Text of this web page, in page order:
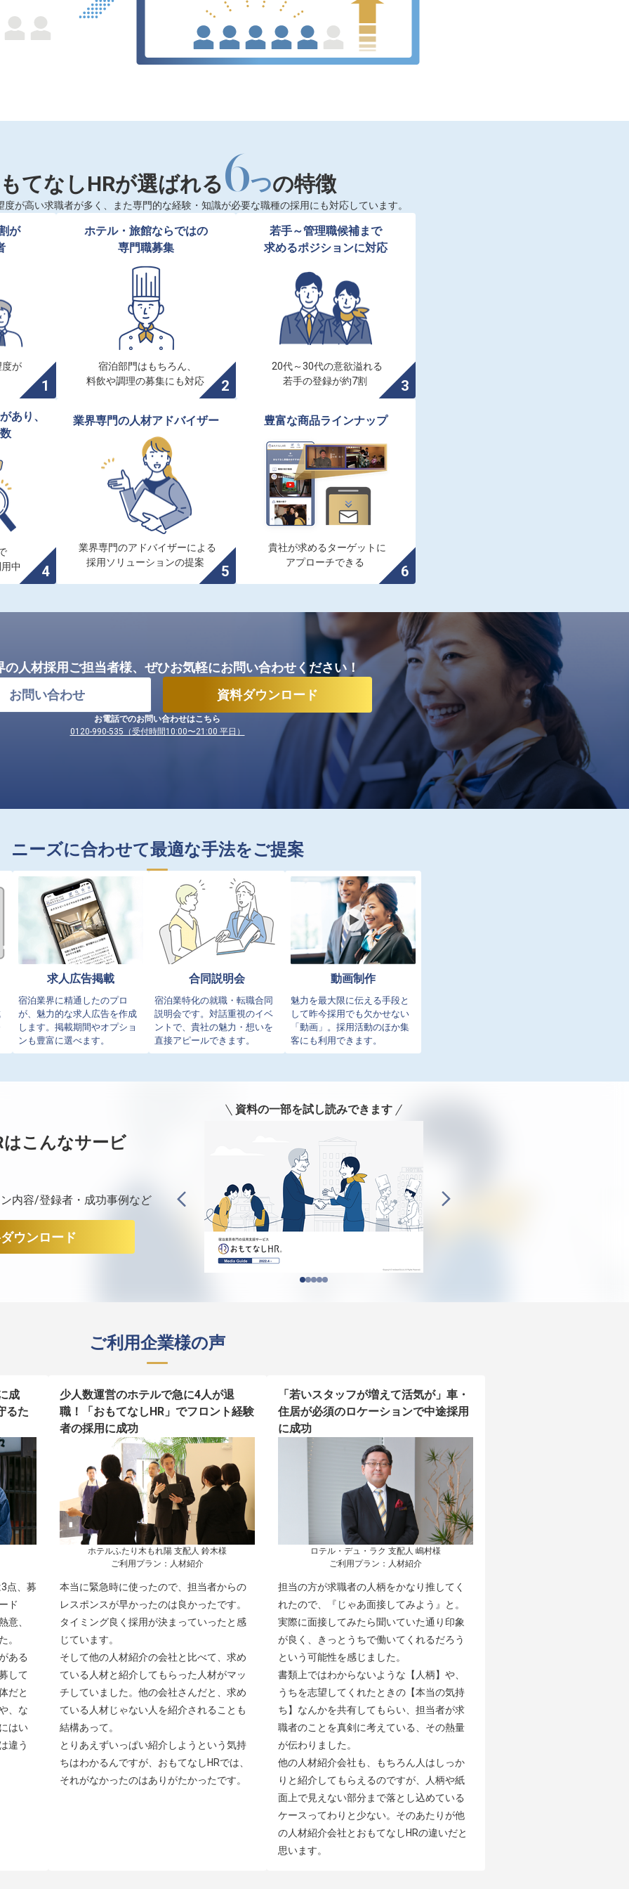
てなしHRが選ばれる6つの特徴
が高い求職者が多く、また専門的な経験・知識が必要な職種の採用にも対応しています。
が
が
ホテル・旅館ならではの
専門職募集
宿泊部門はもちろん、
料飲や調理の募集にも対応
若手～管理職候補まで
求めるポジションに対応
20代～30代の意欲溢れる
若手の登録が約7割
あり、
中
業界専門の人材アドバイザー
業界専門のアドバイザーによる
採用ソリューションの提案
豊富な商品ラインナップ
貴社が求めるターゲットに
アプローチできる
の人材採用ご担当者様、 ぜひお気軽にお問い合わせください！
お問い合わせ
資料ダウンロード
お電話でのお問い合わせはこちら
0120-990-535（受付時間10:00〜21:00 平日）
ニーズに合わせて最適な手法をご提案
求人広告掲載
宿泊業界に精通したのプロ
が、魅力的な求人広告を作成
します。掲載期間やオプショ
ンも豊富に選べます。
合同説明会
宿泊業特化の就職・転職合同
説明会です。対話重視のイベ
ントで、貴社の魅力・想いを
直接アピールできます。
動画制作
魅力を最大限に伝える手段と
して昨今採用でも欠かせない
「動画」。採用活動のほか集
客にも利用できます。
はこんなサービ
内容/登録者・成功事例など
資料の一部を試し読みできます
ウンロード
ご利用企業様の声
成
るた
点、募
ド
意、
。
ある
して
だと
、な
はい
違う
少人数運営のホテルで急に4人が退
職！「おもてなしHR」でフロント経験
者の採用に成功
ホテルふたり木もれ陽 支配人 鈴木様
ご利用プラン：人材紹介
本当に緊急時に使ったので、担当者からの
レスポンスが早かったのは良かったです。
タイミング良く採用が決まっていったと感
じています。
そして他の人材紹介の会社と比べて、求め
ている人材と紹介してもらった人材がマッ
チしていました。他の会社さんだと、求め
ている人材じゃない人を紹介されることも
結構あって。
とりあえずいっぱい紹介しようという気持
ちはわかるんですが、おもてなしHRでは、
それがなかったのはありがたかったです。
「若いスタッフが増えて活気が」車・
住居が必須のロケーションで中途採用
に成功
ロテル・デュ・ラク 支配人 嶋村様
ご利用プラン：人材紹介
担当の方が求職者の人柄をかなり推してく
れたので、『じゃあ面接してみよう』と。
実際に面接してみたら聞いていた通り印象
が良く、きっとうちで働いてくれるだろう
という可能性を感じました。
書類上ではわからないような【人柄】や、
うちを志望してくれたときの【本当の気持
ち】なんかを共有してもらい、担当者が求
職者のことを真剣に考えている、その熱量
が伝わりました。
他の人材紹介会社も、もちろん人はしっか
りと紹介してもらえるのですが、人柄や紙
面上で見えない部分まで落とし込めている
ケースってわりと少ない。そのあたりが他
の人材紹介会社とおもてなしHRの違いだと
思います。